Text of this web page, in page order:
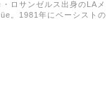
ロサンゼルス出身のLAメ
。1981年にベーシストの